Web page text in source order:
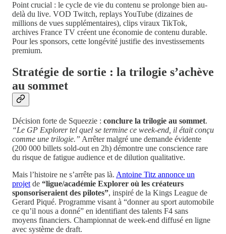
Point crucial : le cycle de vie du contenu se prolonge bien au-
delà du live. VOD Twitch, replays YouTube (dizaines de
millions de vues supplémentaires), clips viraux TikTok,
archives France TV créent une économie de contenu durable.
Pour les sponsors, cette longévité justifie des investissements
premium.
Stratégie de sortie : la trilogie s’achève
au sommet
Décision forte de Squeezie : conclure la trilogie au sommet.
“Le GP Explorer tel quel se termine ce week-end, il était conçu
comme une trilogie.” Arrêter malgré une demande évidente
(200 000 billets sold-out en 2h) démontre une conscience rare
du risque de fatigue audience et de dilution qualitative.
Mais l’histoire ne s’arrête pas là. Antoine Titz annonce un
projet de “ligue/académie Explorer où les créateurs
sponsoriseraient des pilotes”, inspiré de la Kings League de
Gerard Piqué. Programme visant à “donner au sport automobile
ce qu’il nous a donné” en identifiant des talents F4 sans
moyens financiers. Championnat de week-end diffusé en ligne
avec système de draft.